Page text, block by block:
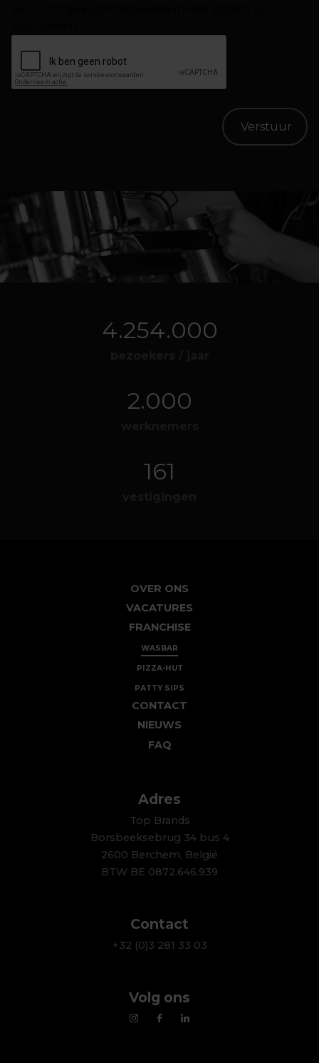
4.254.000
2.000
161
OVER ONS
VACATURES
FRANCHISE
WASBAR
PIZZA-HUT
PATTY SIPS
CONTACT
NIEUWS
FAQ
Adres
Top Brands
Borsbeeksebrug 34 bus 4
2600 Berchem, België
BTW BE 0872.646.939
Contact
+32 (0)3 281 33 03
Volg ons